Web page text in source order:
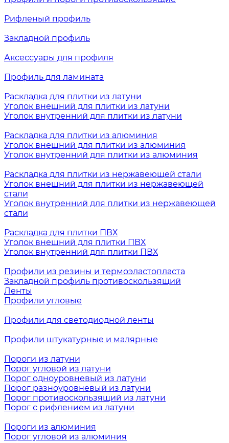
Рифленый профиль
Закладной профиль
Аксессуары для профиля
Профиль для ламината
Раскладка для плитки из латуни
Уголок внешний для плитки из латуни
Уголок внутренний для плитки из латуни
Раскладка для плитки из алюминия
Уголок внешний для плитки из алюминия
Уголок внутренний для плитки из алюминия
Раскладка для плитки из нержавеющей стали
Уголок внешний для плитки из нержавеющей
стали
Уголок внутренний для плитки из нержавеющей
стали
Раскладка для плитки ПВХ
Уголок внешний для плитки ПВХ
Уголок внутренний для плитки ПВХ
Профили из резины и термоэластопласта
Закладной профиль противоскользящий
Ленты
Профили угловые
Профили для светодиодной ленты
Профили штукатурные и малярные
Пороги из латуни
Порог угловой из латуни
Порог одноуровневый из латуни
Порог разноуровневый из латуни
Порог противоскользящий из латуни
Порог с рифлением из латуни
Пороги из алюминия
Порог угловой из алюминия